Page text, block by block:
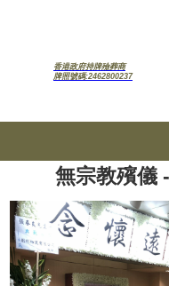
香港政府持牌殮葬商
牌照號碼:2462800237
無宗教殯儀